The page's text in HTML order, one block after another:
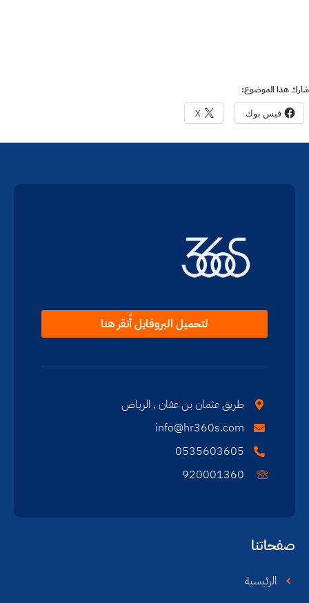
شارك هذا الموضوع:
فيس بوك
X
لتحميل البروفايل أُنقر هنا
طريق عثمان بن عفان , الرياض
info@hr360s.com
0535603605
920001360
صفحاتنا
الرئيسية